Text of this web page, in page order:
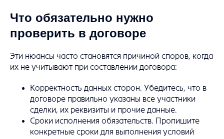
Что обязательно нужно
проверить в договоре
Эти нюансы часто становятся причиной споров, когда
их не учитывают при составлении договора:
Корректность данных сторон. Убедитесь, что в
договоре правильно указаны все участники
сделки, их реквизиты и прочие данные.
Сроки исполнения обязательств. Пропишите
конкретные сроки для выполнения условий